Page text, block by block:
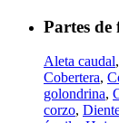
Partes
Aleta caudal,
Cobertera,
golondrina,
corzo,